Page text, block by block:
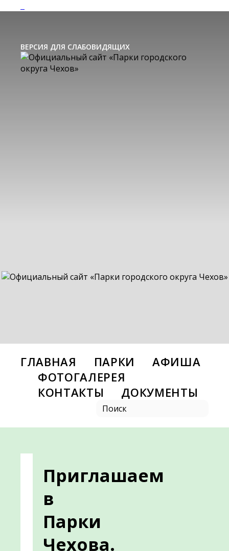
ВЕРСИЯ ДЛЯ СЛАБОВИДЯЩИХ
ГЛАВНАЯ ПАРКИ
АФИША
ФОТОГАЛЕРЕЯ
КОНТАКТЫ
ДОКУМЕНТЫ
Приглашаем
в
Парки
Чехова.